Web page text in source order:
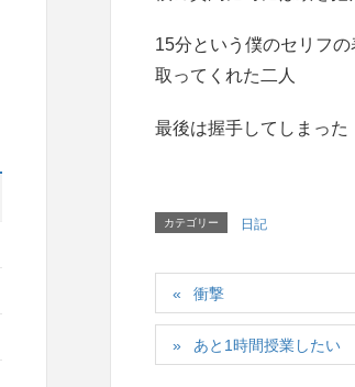
15分という僕のセリフ
取ってくれた二人
最後は握手してしまった
カテゴリー 日記
衝撃
あと1時間授業したい